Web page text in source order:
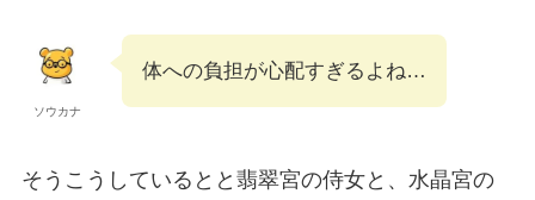
ソウカナ
体への負担が心配すぎるよね…
そうこうしているとと翡翠宮の侍女と、水晶宮の